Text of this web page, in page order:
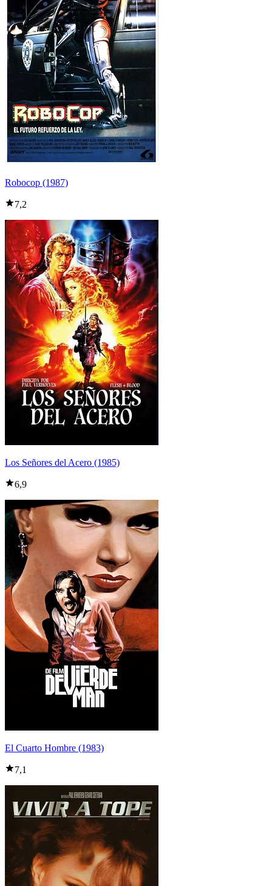
Robocop (1987)
7,2
Los Señores del Acero (1985)
6,9
El Cuarto Hombre (1983)
7,1